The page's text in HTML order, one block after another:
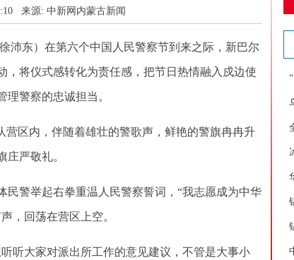
来源: 中新网内蒙古新闻
东）在第六个中国人民警察节到来之际，新巴尔
，将仪式感转化为责任感，把节日热情融入戍边使
警察的忠诚担当。
区内，伴随着雄壮的警歌声，鲜艳的警旗冉冉升
庄严敬礼。
警举起右拳重温人民警察誓词，“我志愿成为中华
，回荡在营区上空。
大家对派出所工作的意见建议，不管是大事小